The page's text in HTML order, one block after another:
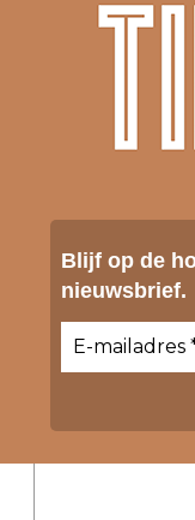
Blijf op de
nieuwsbrief.